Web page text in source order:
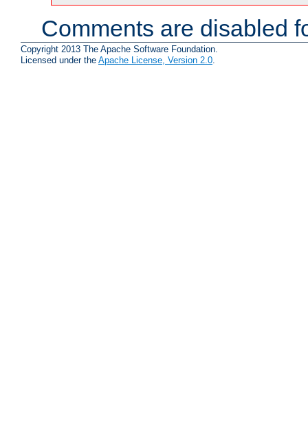
Comments are disabled
Copyright 2013 The Apache Software Foundation.
Licensed under the Apache License, Version 2.0.